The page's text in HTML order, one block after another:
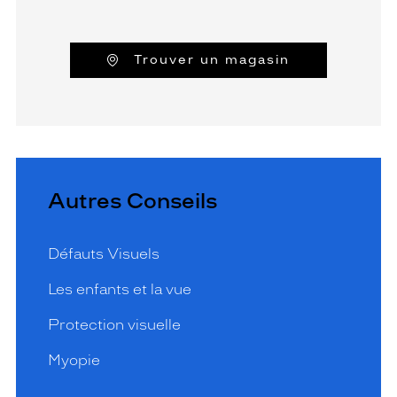
Trouver un magasin
Autres Conseils
Défauts Visuels
Les enfants et la vue
Protection visuelle
Myopie